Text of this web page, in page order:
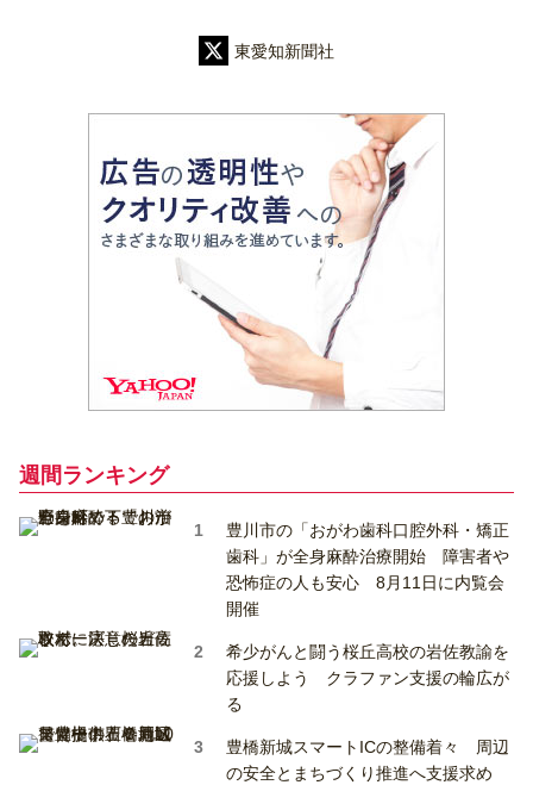
東愛知新聞社
週間ランキング
豊川市の「おがわ歯科口腔外科・矯正
歯科」が全身麻酔治療開始 障害者や
恐怖症の人も安心 8月11日に内覧会
開催
希少がんと闘う桜丘高校の岩佐教諭を
応援しよう クラファン支援の輪広が
る
豊橋新城スマートICの整備着々 周辺
の安全とまちづくり推進へ支援求め